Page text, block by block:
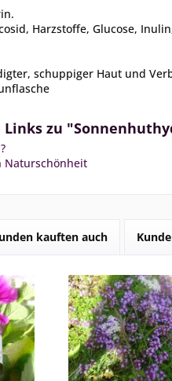
Harzstoffe, Glucose,
schuppiger Haut und
zu
Naturschönheit
kauften auch